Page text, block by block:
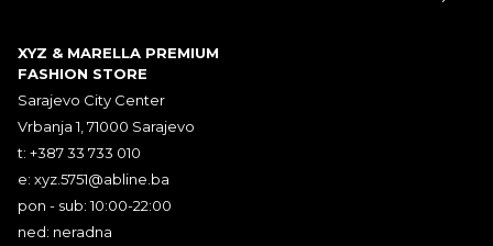
XYZ & MARELLA PREMIUM
FASHION STORE
Sarajevo City Center
Vrbanja 1, 71000 Sarajevo
t: +387 33 733 010
e: xyz.5751@abline.ba
pon - sub: 10:00-22:00
ned: neradna